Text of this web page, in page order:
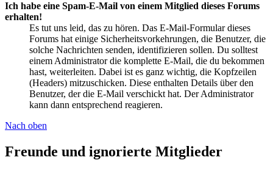
Ich habe eine Spam-E-Mail von einem Mitglied dieses Forums
erhalten!
Es tut uns leid, das zu hören. Das E-Mail-Formular dieses
Forums hat einige Sicherheitsvorkehrungen, die Benutzer, die
solche Nachrichten senden, identifizieren sollen. Du solltest
einem Administrator die komplette E-Mail, die du bekommen
hast, weiterleiten. Dabei ist es ganz wichtig, die Kopfzeilen
(Headers) mitzuschicken. Diese enthalten Details über den
Benutzer, der die E-Mail verschickt hat. Der Administrator
kann dann entsprechend reagieren.
Nach oben
Freunde und ignorierte Mitglieder